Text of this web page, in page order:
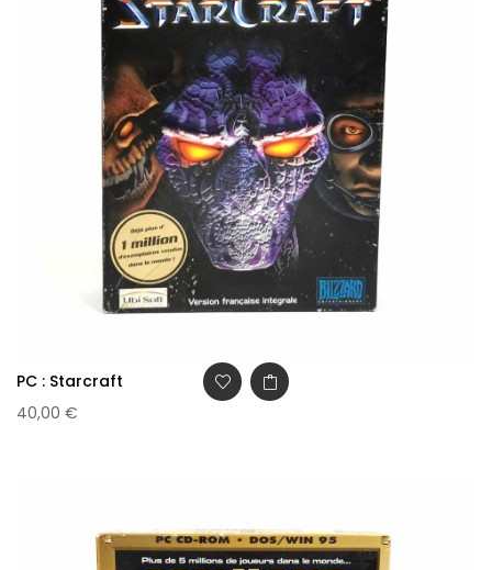
PC : Starcraft
40,00 €